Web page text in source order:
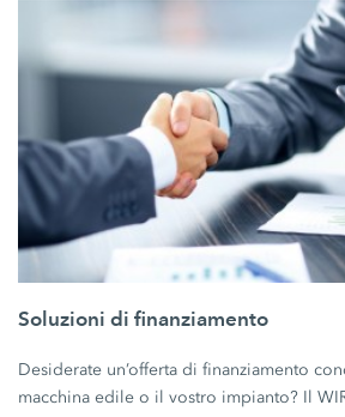
Soluzioni di finanziamento
Desiderate un’offerta di finanziamento
macchina edile o il vostro impianto? Il